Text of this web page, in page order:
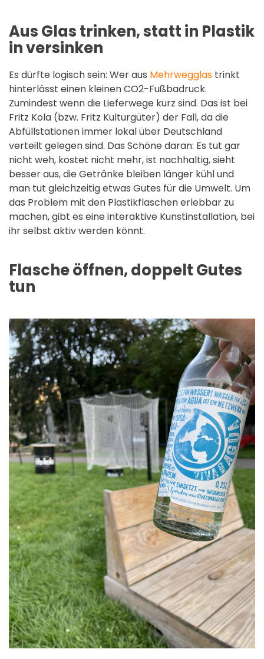
Aus Glas trinken, statt in Plastik
in versinken
Es dürfte logisch sein: Wer aus Mehrwegglas trinkt
hinterlässt einen kleinen CO2-Fußbadruck.
Zumindest wenn die Lieferwege kurz sind. Das ist bei
Fritz Kola (bzw. Fritz Kulturgüter) der Fall, da die
Abfüllstationen immer lokal über Deutschland
verteilt gelegen sind. Das Schöne daran: Es tut gar
nicht weh, kostet nicht mehr, ist nachhaltig, sieht
besser aus, die Getränke bleiben länger kühl und
man tut gleichzeitig etwas Gutes für die Umwelt. Um
das Problem mit den Plastikflaschen erlebbar zu
machen, gibt es eine interaktive Kunstinstallation, bei
ihr selbst aktiv werden könnt.
Flasche öffnen, doppelt Gutes
tun